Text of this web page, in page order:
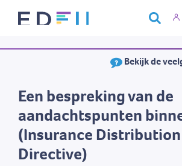
Over Edfin
Kalender
Bekijk de
Een bespreking van de
aandachtspunten
(Insurance Distribution
Directive)